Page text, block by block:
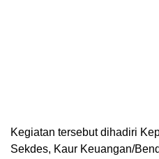
Kegiatan tersebut dihadiri
Sekdes, Kaur Keuangan/